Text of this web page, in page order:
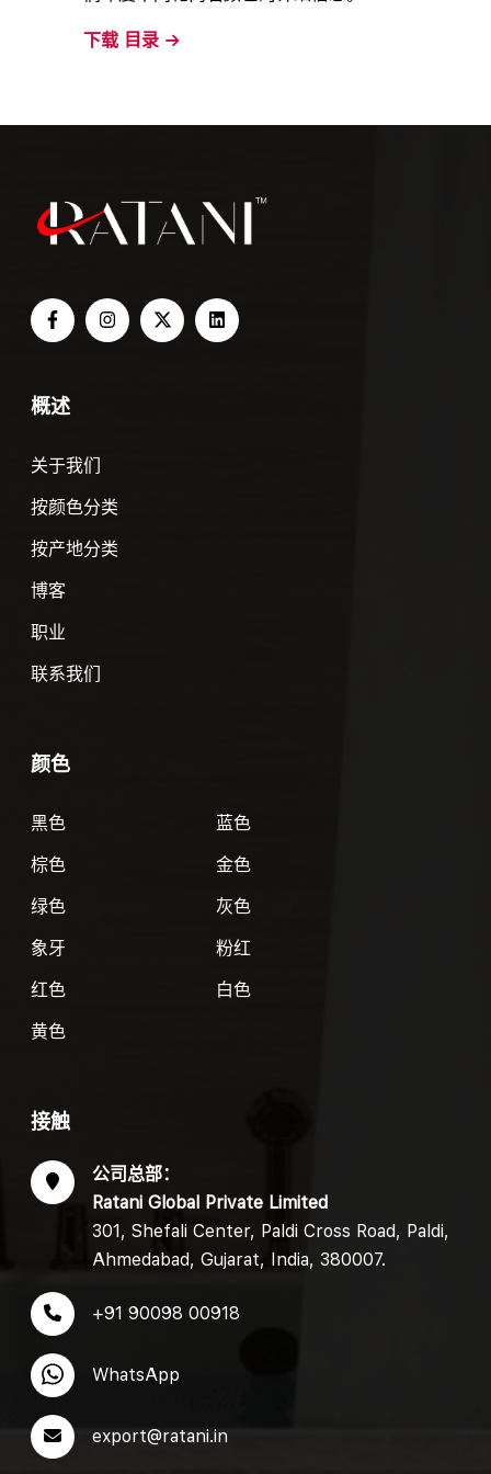
下载 目录
概述
关于我们
按颜色分类
按产地分类
博客
职业
联系我们
颜色
黑色
蓝色
棕色
金色
绿色
灰色
象牙
粉红
红色
白色
黄色
接触
公司总部：
Ratani Global Private Limited
301, Shefali Center, Paldi Cross Road, Paldi,
Ahmedabad, Gujarat, India, 380007.
+91 90098 00918
WhatsApp
export@ratani.in